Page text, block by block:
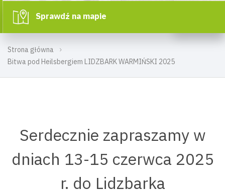
Strona główna
Bitwa pod Heilsbergiem LIDZBARK WARMIŃSKI 2025
Sprawdź na mapie
Serdecznie zapraszamy w
dniach 13-15 czerwca 2025
r. do Lidzbarka